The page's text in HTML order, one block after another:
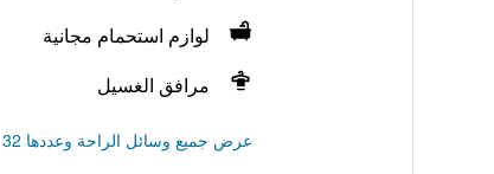
لوازم استحمام مجانية
مرافق الغسيل
عرض جميع وسائل الراحة وعددها 32